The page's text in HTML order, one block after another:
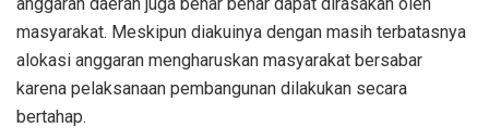
masyarakat. Meskipun diakuinya dengan masih terbatasnya
alokasi anggaran mengharuskan masyarakat bersabar
karena pelaksanaan pembangunan dilakukan secara
bertahap.